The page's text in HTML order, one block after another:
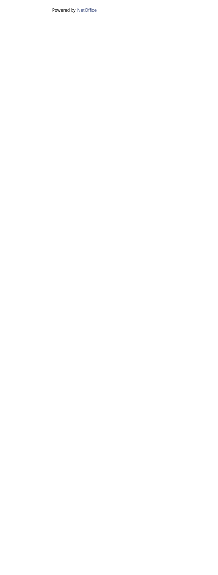
Powered by NetOffice